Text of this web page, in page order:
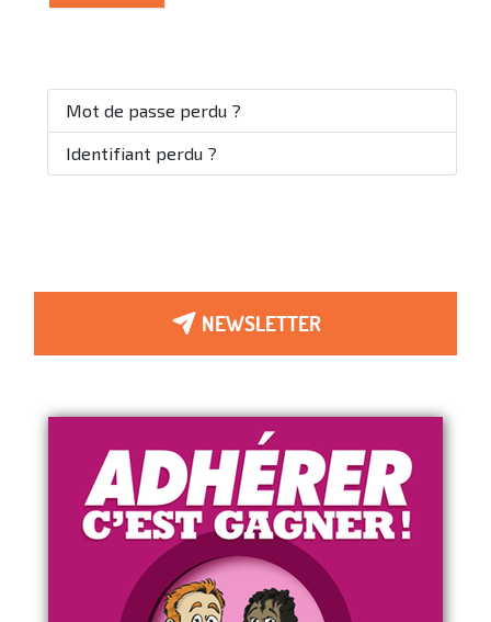
Mot de passe perdu ?
Identifiant perdu ?
NEWSLETTER